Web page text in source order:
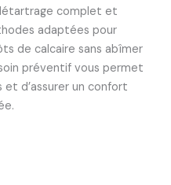
complet et
adaptées pour
de calcaire sans abîmer
préventif vous permet
d’assurer un confort